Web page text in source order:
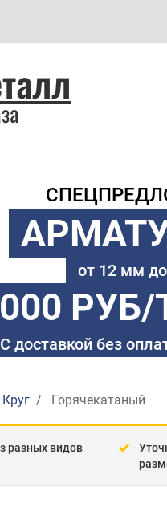
от 12 мм
РУБ/
С доставкой без
Круг Горячекатаный
разных видов